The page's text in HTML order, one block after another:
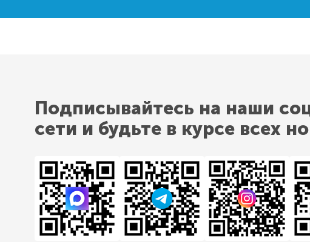
Подписывайтесь на наши
сети и будьте в курсе всех